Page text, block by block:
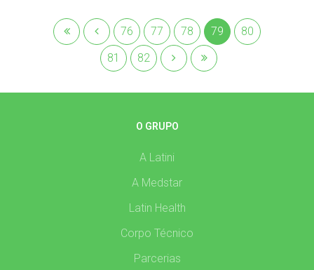
76 77 78 79
80
81
82
O GRUPO
A Latini
A Medstar
Latin Health
Corpo Técnico
Parcerias